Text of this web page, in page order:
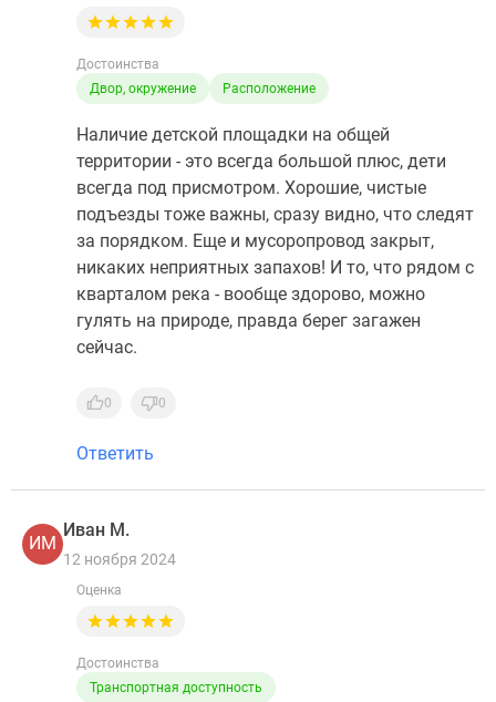
Достоинства
Двор, окружение
Расположение
Наличие детской площадки на общей
территории - это всегда большой плюс, дети
всегда под присмотром. Хорошие, чистые
подъезды тоже важны, сразу видно, что следят
за порядком. Еще и мусоропровод закрыт,
никаких неприятных запахов! И то, что рядом с
кварталом река - вообще здорово, можно
гулять на природе, правда берег загажен
сейчас.
0 0
Ответить
ИМ
Иван М.
12 ноября 2024
Оценка
Достоинства
Транспортная доступность